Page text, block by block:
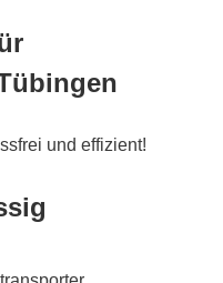
und effizient!